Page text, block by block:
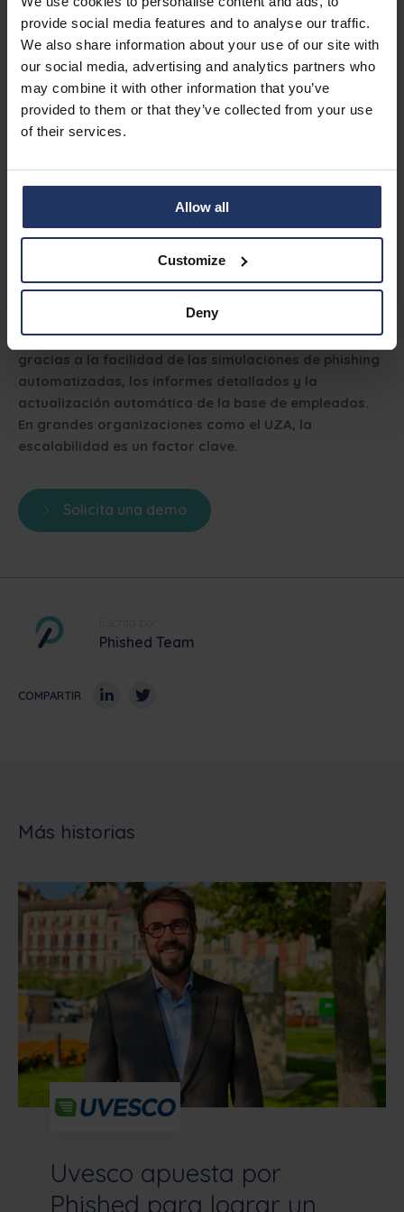
provide social media features and to analyse our traffic.
We also share information about your use of our site with
our social media, advertising and analytics partners who
may combine it with other information that you’ve
provided to them or that they’ve collected from your use
of their services.
Allow all
Customize
Deny
departamento entero necesita apoyo adicional. También
confiamos en el algoritmo para formar a nuestros
compañeros, y las cifras demuestran que funciona.”
Conclusión
El UZA está trabajando actualmente en la creación de un
centro de operaciones de seguridad centralizado para
facilitar la colaboración entre los diferentes
departamentos de TI responsables de la prevención de
ciberataques. Esto les permitirá responder de manera
medidas de prevención.
Phished desempeña un papel clave en estos planes
gracias a la facilidad de las simulaciones de phishing
automatizadas, los informes detallados y la
actualización automática de la base de empleados.
En grandes organizaciones como el UZA, la
escalabilidad es un factor clave.
Solicita una demo
Phished Team
COMPARTIR
Más historias
Uvesco apuesta por
Phished para lograr un